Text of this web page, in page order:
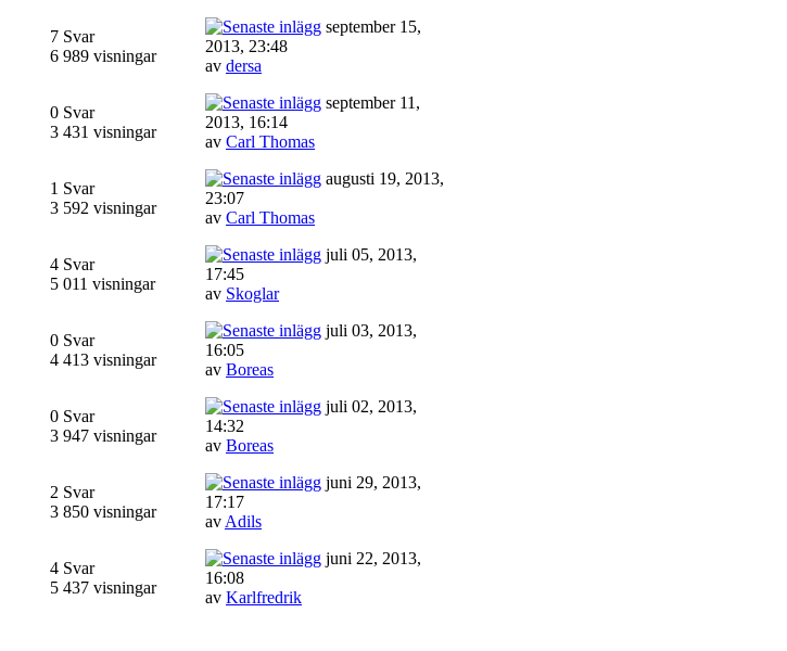
7 Svar
6 989 visningar
september 15,
2013, 23:48
av dersa
0 Svar
3 431 visningar
september 11,
2013, 16:14
av Carl Thomas
1 Svar
3 592 visningar
augusti 19, 2013,
23:07
av Carl Thomas
4 Svar
5 011 visningar
juli 05, 2013,
17:45
av Skoglar
0 Svar
4 413 visningar
juli 03, 2013,
16:05
av Boreas
0 Svar
3 947 visningar
juli 02, 2013,
14:32
av Boreas
2 Svar
3 850 visningar
juni 29, 2013,
17:17
av Adils
4 Svar
5 437 visningar
juni 22, 2013,
16:08
av Karlfredrik